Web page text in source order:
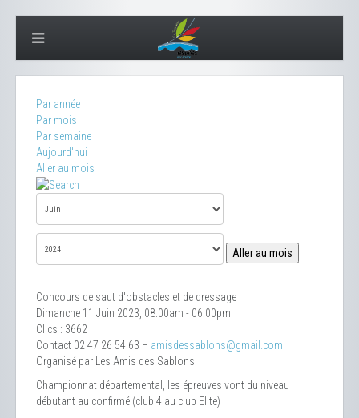
Par année
Par mois
Par semaine
Aujourd'hui
Aller au mois
Aller au mois
Concours de saut d'obstacles et de dressage
Dimanche 11 Juin 2023, 08:00am - 06:00pm
Clics : 3662
Contact 02 47 26 54 63 – amisdessablons@gmail.com
Organisé par Les Amis des Sablons
Championnat départemental, les épreuves vont du niveau
débutant au confirmé (club 4 au club Elite)